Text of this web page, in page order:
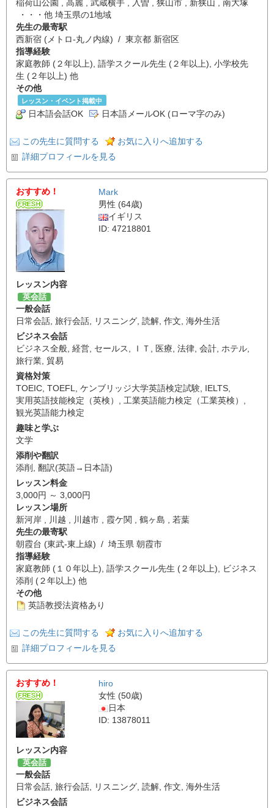
稲荷山公園 , 高麗 , 武蔵横手 , 入曽 , 狭山市 , 新狭山 , 南大塚
・・・他 埼玉県の1地域
先生の最寄駅
西新宿 (メトロ-丸ノ内線) / 東京都 新宿区
指導経験
家庭教師 (２年以上), 語学スクール先生 (２年以上), 小学校先
生 (２年以上) 他
その他
レッスン・イベント掲載中
日本語会話OK 日本語メールOK (ローマ字のみ)
この先生に質問する
お気に入りへ追加する
詳細プロフィールを見る
おすすめ！
Mark
男性 (64歳)
イギリス
ID: 47218801
レッスン内容
英会話
一般会話
日常会話 旅行会話 リスニング 読解 作文 海外生活
ビジネス会話
ビジネス全般 経営 セールス ＩＴ 医療 法律 会計 ホテル
旅行業 貿易
資格対策
TOEIC TOEFL ケンブリッジ大学英語検定試験 IELTS
実用英語技能検定（英検）
工業英語能力検定（工業英検）
観光英語能力検定
趣味と学ぶ
文学
添削や翻訳
添削
翻訳(英語→日本語)
レッスン料金
3,000円 ～ 3,000円
レッスン場所
新河岸 , 川越 , 川越市 , 霞ケ関 , 鶴ヶ島 , 若葉
先生の最寄駅
朝霞台 (東武-東上線) / 埼玉県 朝霞市
指導経験
家庭教師 (１０年以上), 語学スクール先生 (２年以上), ビジネス
添削 (２年以上) 他
その他
英語教授法資格あり
この先生に質問する
お気に入りへ追加する
詳細プロフィールを見る
おすすめ！
hiro
女性 (50歳)
日本
ID: 13878011
レッスン内容
英会話
一般会話
日常会話 旅行会話 リスニング 読解 作文 海外生活
ビジネス会話